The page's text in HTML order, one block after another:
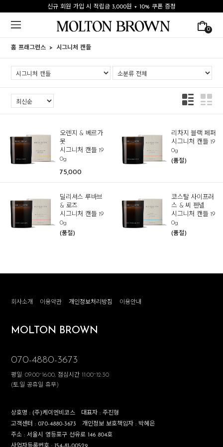
신규 회원 가입 시 적립금 3,000원 + 10% 쿠폰 증정
0
홈 프래그런스 시그니처 캔들
오렌지 & 베르가
못
시그니처 캔들 19
0g
75,000
리차지 블랙 페퍼
시그니처 캔들 19
0g
(품절)
딜리셔스 루바브
& 로즈
시그니처 캔들 19
0g
(품절)
코스탈 사이프러
스 & 씨 펜넬
시그니처 캔들 19
0g
(품절)
회사소개 이용약관 개인정보처리방침 이용안내
MOLTON BROWN
070-4880-3673
평일: 09:00~16:00, 점심시간 11:00~12:30
(토,일 공휴일 휴무)
상호명 :(주)케이엔비코스 대표자 :주진형
고객센터 : 070-4880-3673 개인정보 보호책임자 : 박혜은
주소 :서울시 영등포구 선유로 146 804호